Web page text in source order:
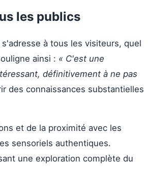
les publics
à tous les visiteurs, quel
ainsi : « C'est une
définitivement à ne pas
des connaissances substantielles
et de la proximité avec les
sensoriels authentiques.
une exploration complète du